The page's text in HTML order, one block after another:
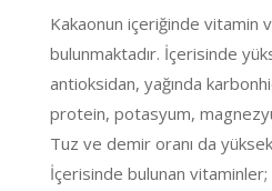
Kakaonun içeriğinde vitamin
bulunmaktadır. İçerisinde
antioksidan, yağında
protein, potasyum,
Tuz ve demir oranı da
İçerisinde bulunan